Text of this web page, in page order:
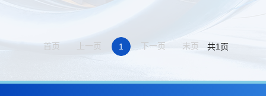
首页 上一页 1 下一页 末页 共1页